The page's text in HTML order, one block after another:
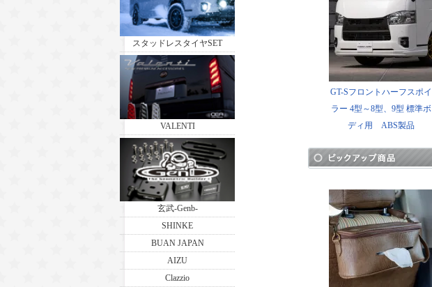
スタッドレスタイヤSET
VALENTI
玄武-Genb-
SHINKE
BUAN JAPAN
AIZU
Clazzio
GT-Sフロントハーフスポイ
ラー 4型～8型、9型 標準ボ
ディ用 ABS製品